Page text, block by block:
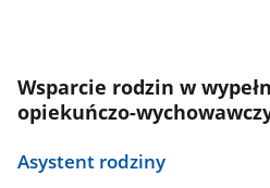
Wsparcie rodzin w
opiekuńczo-
Asystent rodziny